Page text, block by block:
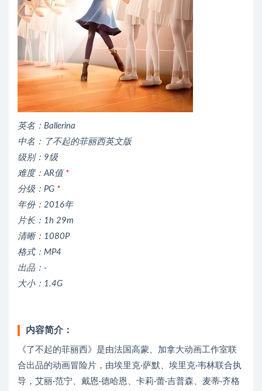
英名：Ballerina
中名：了不起的菲丽西英文版
级别：9级
难度：AR值 *
分级：PG *
年份：2016年
片长：1h 29m
清晰：1080P
格式：MP4
出品：-
大小：1.4G
内容简介：
《了不起的菲丽西》是由法国高蒙、加拿大动画工作室联
合出品的动画冒险片，由埃里克·萨默、埃里克·韦林联合执
导，艾丽·范宁、戴恩·德哈恩、卡莉·蕾·吉普森、麦蒂·齐格